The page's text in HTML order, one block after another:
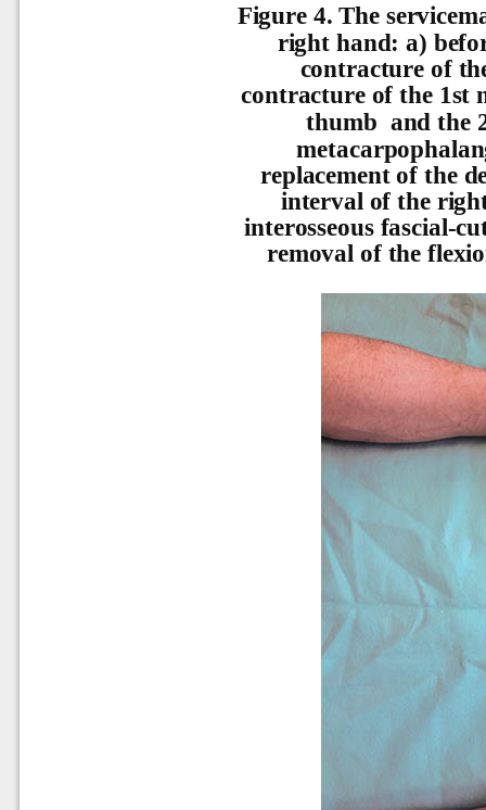
Figure 4.The
right hand: a)
contracture of
contracture of the 1st
thumb and the
replacement of the
interval of the
interosseous fascial-
removal of the